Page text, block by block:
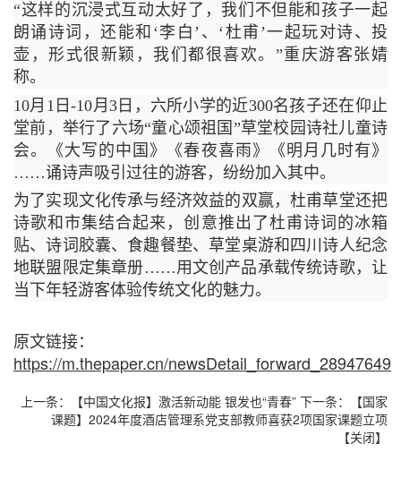
“这样的沉浸式互动太好了，我们不但能和孩子一起
朗诵诗词，还能和‘李白’、‘杜甫’一起玩对诗、投
壶，形式很新颖，我们都很喜欢。”重庆游客张婧
称。
10月1日-10月3日，六所小学的近300名孩子还在仰止
堂前，举行了六场“童心颂祖国”草堂校园诗社儿童诗
会。《大写的中国》《春夜喜雨》《明月几时有》
……诵诗声吸引过往的游客，纷纷加入其中。
为了实现文化传承与经济效益的双赢，杜甫草堂还把
诗歌和市集结合起来，创意推出了杜甫诗词的冰箱
贴、诗词胶囊、食趣餐垫、草堂桌游和四川诗人纪念
地联盟限定集章册……用文创产品承载传统诗歌，让
当下年轻游客体验传统文化的魅力。
原文链接：
https://m.thepaper.cn/newsDetail_forward_28947649
上一条： 【中国文化报】激活新动能 银发也“青春” 下一条：
【国家
课题】2024年度酒店管理系党支部教师喜获2项国家课题立项
【关闭】